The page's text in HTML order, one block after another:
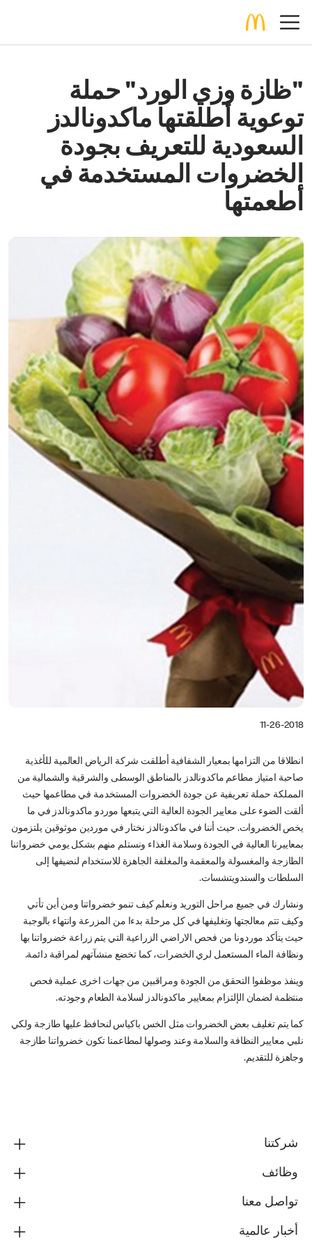
"ظازة وزي الورد" حملة
توعوية أطلقتها ماكدونالدز
السعودية للتعريف بجودة
الخضروات المستخدمة في
أطعمتها
11-26-2018
انطلاقا من التزامها بمعيار الشفافية أطلقت شركة الرياض العالمية للأغذية
صاحبة امتياز مطاعم ماكدونالدز بالمناطق الوسطى والشرقية والشمالية من
المملكة حملة تعريفية عن جودة الخضروات المستخدمة في مطاعمها حيث
ألقت الضوء على معايير الجودة العالية التي يتبعها موردو ماكدونالدز في ما
يخص الخضروات. حيث أننا في ماكدونالدز نختار في موردين موثوقين يلتزمون
بمعاييرنا العالية في الجودة وسلامة الغذاء ونستلم منهم بشكل يومي خضرواتنا
الطازجة والمغسولة والمعقمة والمغلفة الجاهزة للاستخدام لنضيفها إلى
السلطات والسندويتشسات.
ونشارك في جميع مراحل التوريد ونعلم كيف تنمو خضرواتنا ومن أين تأتي
وكيف تتم معالجتها وتغليفها في كل مرحلة بدءا من المزرعة وانتهاء بالوجبة
حيث يتأكد موردونا من فحص الاراضي الزراعية التي يتم زراعة خضرواتنا بها
ونظافة الماء المستعمل لري الخضرات، كما تخضع منشآتهم لمراقبة دائمة.
وينفذ موظفوا التحقق من الجودة ومراقبين من جهات اخرى عملية فحص
منتظمة لضمان الإلتزام بمعايير ماكدونالدز لسلامة الطعام وجودته.
كما يتم تغليف بعض الخضروات مثل الخس باكياس لنحافظ عليها طازجة ولكي
نلبي معايير النظافة والسلامة وعند وصولها لمطاعمنا تكون خضرواتنا طازجة
وجاهزة للتقديم.
شركتنا
وظائف
تواصل معنا
أخبار عالمية